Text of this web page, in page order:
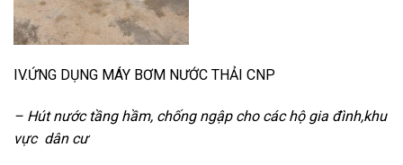
IV.ỨNG DỤNG MÁY BƠM NƯỚC THẢI CNP
– Hút nước tầng hầm, chống ngập cho các hộ gia đình,khu
vực dân cư